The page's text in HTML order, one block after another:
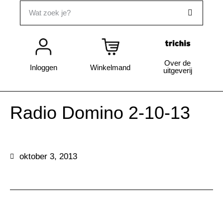
Inloggen Winkelmand
Over de
uitgeverij
Radio Domino 2-10-13
oktober 3, 2013